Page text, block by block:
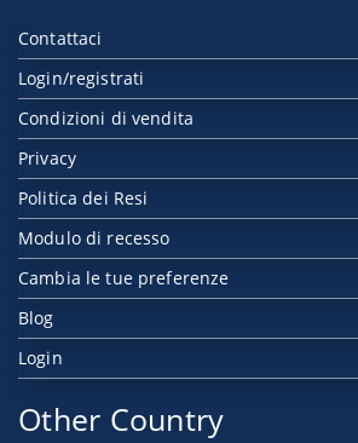
Contattaci
Login/registrati
Condizioni di vendita
Privacy
Politica dei Resi
Modulo di recesso
Cambia le tue preferenze
Blog
Login
Other Country